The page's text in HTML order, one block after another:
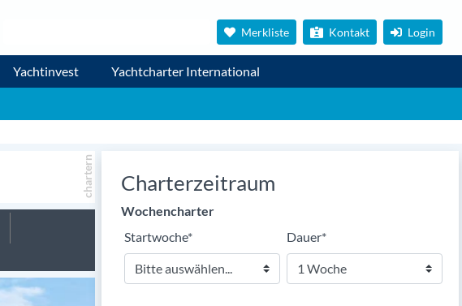
Merkliste Kontakt Login
Yachtinvest Yachtcharter International
chartern Charterzeitraum
Wochencharter
Pflichtfeld
Startwoche* Pflichtfeld
Dauer*